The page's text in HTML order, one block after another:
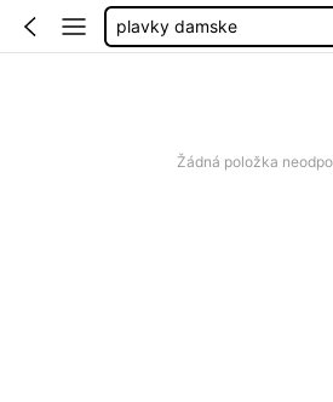
plavky damske
Žádná položka